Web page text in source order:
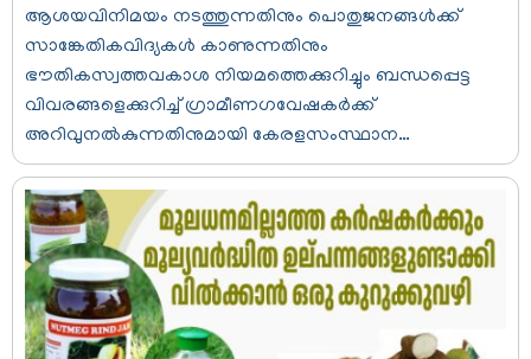
ആശയവിനിമയം നടത്തുന്നതിനും പൊതുജനങ്ങള്‍ക്ക്
സാങ്കേതികവിദ്യകള്‍ കാണുന്നതിനും
ഭൗതികസ്വത്തവകാശ നിയമത്തെക്കുറിച്ചും ബന്ധപ്പെട്ട
വിവരങ്ങളെക്കുറിച്ച് ഗ്രാമീണഗവേഷകര്‍ക്ക്
അറിവുനല്‍കുന്നതിനുമായി കേരളസംസ്ഥാന…